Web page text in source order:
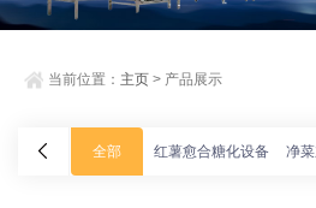
当前位置： 主页 > 产品展示
全部 红薯愈合糖化设备 净